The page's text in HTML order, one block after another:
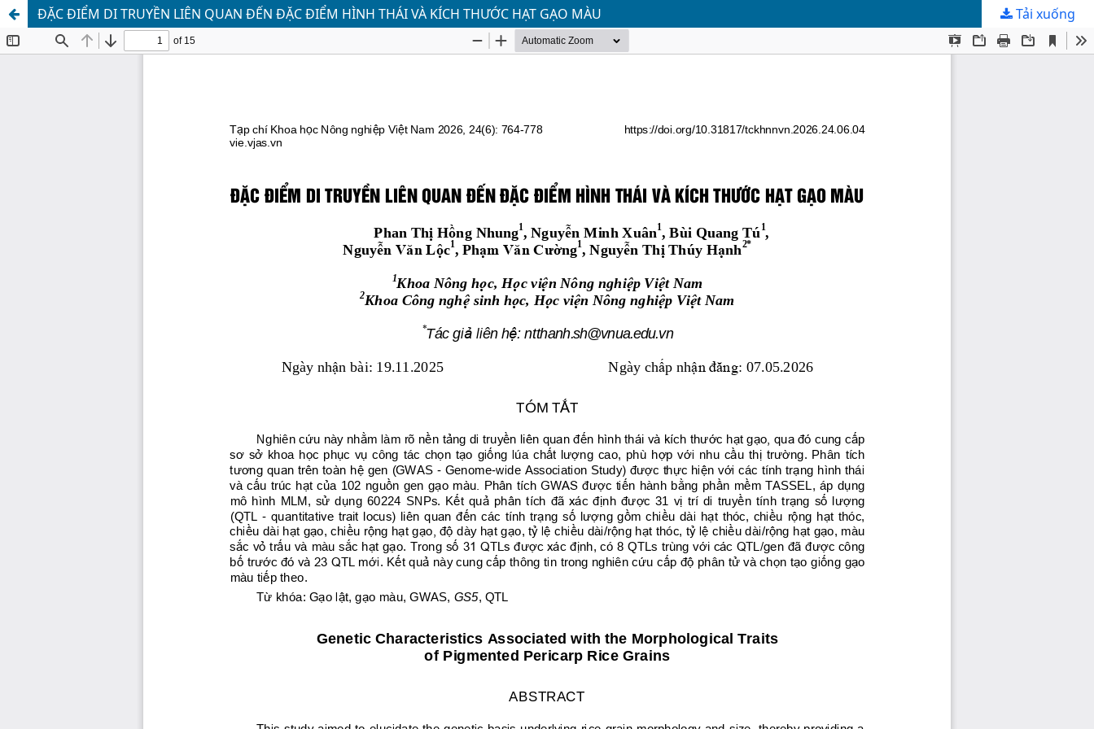
ĐẶC ĐIỂM DI TRUYỀN LIÊN QUAN ĐẾN ĐẶC ĐIỂM HÌNH THÁI VÀ KÍCH THƯỚC HẠT GẠO MÀU Tải xuống